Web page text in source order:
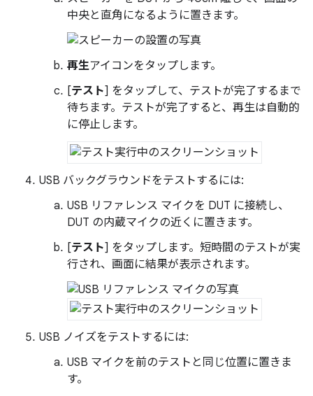
中央と直角になるように置きます。
再生アイコンをタップします。
[テスト] をタップして、テストが完了するまで
待ちます。テストが完了すると、再生は自動的
に停止します。
USB バックグラウンドをテストするには:
USB リファレンス マイクを DUT に接続し、
DUT の内蔵マイクの近くに置きます。
[テスト] をタップします。短時間のテストが実
行され、画面に結果が表示されます。
USB ノイズをテストするには:
USB マイクを前のテストと同じ位置に置きま
す。